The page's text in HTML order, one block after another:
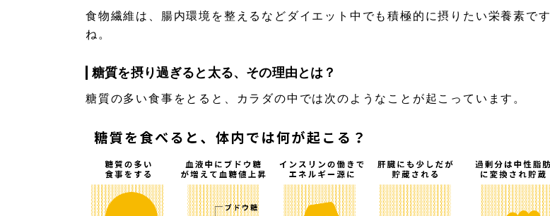
食物繊維は、腸内環境を整えるなどダイエット中でも積極的に摂りたい栄養素です
ね。
糖質を摂り過ぎると太る、その理由とは？
糖質の多い食事をとると、カラダの中では次のようなことが起こっています。